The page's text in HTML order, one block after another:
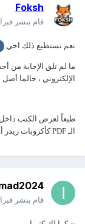
Foksh
قام بنشر فبراير 17,
نعم تستطيع ذلك اخي
ما لم تلق الإجابة من
الإلكتروني ، حالما أصل
طبعاً لعرض الكتب
الـ PDF كأكروبات ريدر أو خلافه .
قام بنشر فبراير 17,